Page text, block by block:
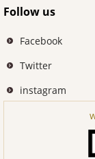
Follow us
Facebook
Twitter
instagram